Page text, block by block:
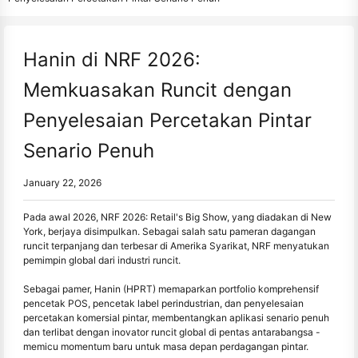
Hanin di NRF 2026:
Memkuasakan Runcit dengan
Penyelesaian Percetakan Pintar
Senario Penuh
January 22, 2026
Pada awal 2026, NRF 2026: Retail's Big Show, yang diadakan di New
York, berjaya disimpulkan. Sebagai salah satu pameran dagangan
runcit terpanjang dan terbesar di Amerika Syarikat, NRF menyatukan
pemimpin global dari industri runcit.
Sebagai pamer, Hanin (HPRT) memaparkan portfolio komprehensif
pencetak POS, pencetak label perindustrian, dan penyelesaian
percetakan komersial pintar, membentangkan aplikasi senario penuh
dan terlibat dengan inovator runcit global di pentas antarabangsa -
memicu momentum baru untuk masa depan perdagangan pintar.